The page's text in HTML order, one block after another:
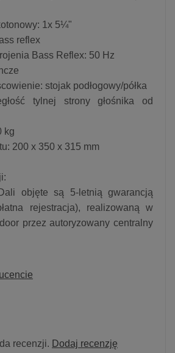
1x 5¼"
reflex
Bass Reflex: 50 Hz
stojak podłogowy/półka
tylnej strony głośnika od
kg
200 x 350 x 315 mm
objęte są 5-letnią gwarancją
rejestracja), realizowaną w
przez autoryzowany centralny
recenzji. Dodaj recenzję